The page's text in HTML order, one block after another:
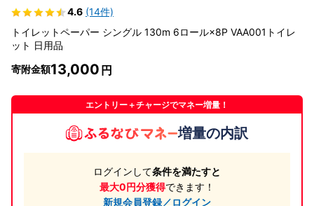
4.6 (14件)
トイレットペーパー シングル 130m 6ロール×8P VAA001トイレ
ット 日用品
寄附金額13,000
エントリー＋チャージでマネー増量！
増量の内訳
ログインして条件を満たすと
最大0円分獲得できます！
新規会員登録／ログイン